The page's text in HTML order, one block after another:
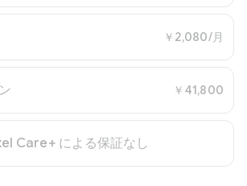
￥2,080/月
￥41,800
Care+ による保証なし